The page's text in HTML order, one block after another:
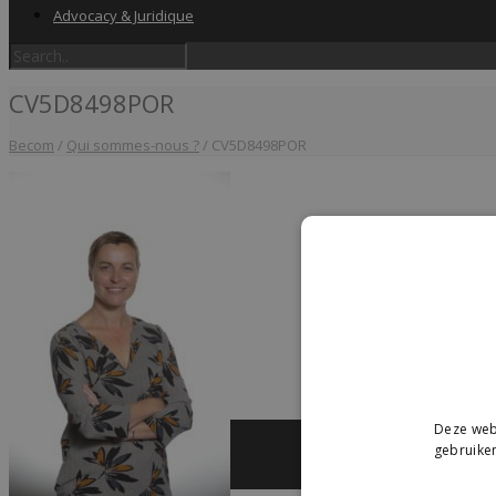
Label & audits
Becom Trustmark
Security Scan
Cookiescan
Advocacy & Juridique
CV5D8498POR
Becom / Qui sommes-nous ?/ CV5D8498POR
Deze